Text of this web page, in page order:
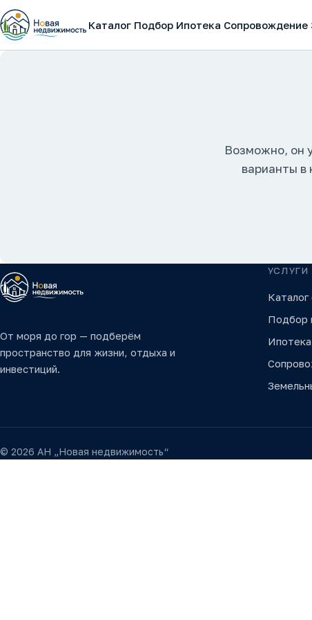
Каталог Подбор Ипотека Сопровождение
Возможно, он
варианты в
От моря до гор — подберём
пространство для жизни, отдыха и
инвестиций.
УСЛУГИ
Подбор
Ипотека
© 2026 АН „Новая недвижимость“